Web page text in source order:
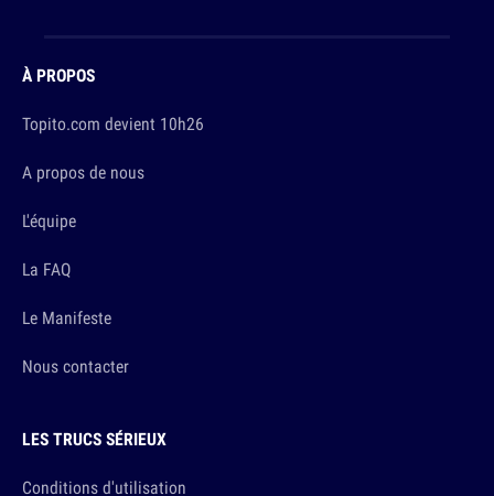
À PROPOS
Topito.com devient 10h26
A propos de nous
L'équipe
La FAQ
Le Manifeste
Nous contacter
LES TRUCS SÉRIEUX
Conditions d'utilisation